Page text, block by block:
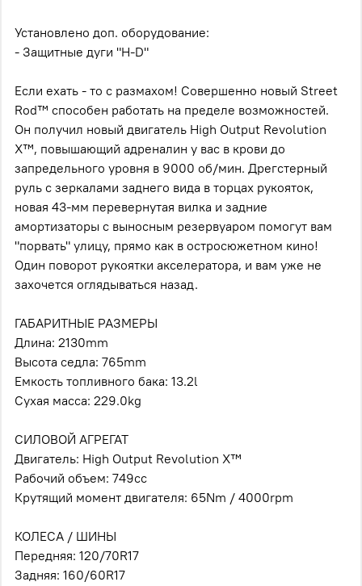
Установлено доп. оборудование:
- Защитные дуги "H-D"
Если ехать - то с размахом! Совершенно новый Street
Rod™ способен работать на пределе возможностей.
Он получил новый двигатель High Output Revolution
X™, повышающий адреналин у вас в крови до
запредельного уровня в 9000 об/мин. Дрегстерный
руль с зеркалами заднего вида в торцах рукояток,
новая 43-мм перевернутая вилка и задние
амортизаторы с выносным резервуаром помогут вам
"порвать" улицу, прямо как в остросюжетном кино!
Один поворот рукоятки акселератора, и вам уже не
захочется оглядываться назад.
ГАБАРИТНЫЕ РАЗМЕРЫ
Длина: 2130mm
Высота седла: 765mm
Емкость топливного бака: 13.2l
Сухая масса: 229.0kg
СИЛОВОЙ АГРЕГАТ
Двигатель: High Output Revolution X™
Рабочий объем: 749cc
Крутящий момент двигателя: 65Nm / 4000rpm
КОЛЕСА / ШИНЫ
Передняя: 120/70R17
Задняя: 160/60R17